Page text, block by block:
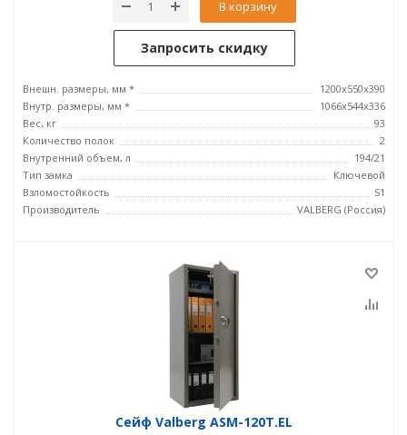
В корзину
Запросить скидку
Внешн. размеры, мм *
1200x550x390
Внутр. размеры, мм *
1066х544х336
Вес, кг
93
Количество полок
2
Внутренний объем, л
194/21
Тип замка
Ключевой
Взломостойкость
S1
Производитель
VALBERG (Россия)
Сейф Valberg ASM-120Т.EL